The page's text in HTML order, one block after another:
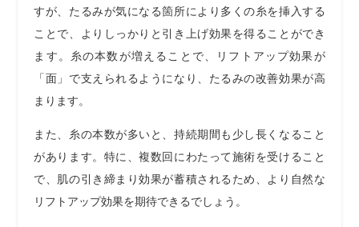
すが、たるみが気になる箇所により多くの糸を挿入する
ことで、よりしっかりと引き上げ効果を得ることができ
ます。糸の本数が増えることで、リフトアップ効果が
「面」で支えられるようになり、たるみの改善効果が高
まります。
また、糸の本数が多いと、持続期間も少し長くなること
があります。特に、複数回にわたって施術を受けること
で、肌の引き締まり効果が蓄積されるため、より自然な
リフトアップ効果を期待できるでしょう。